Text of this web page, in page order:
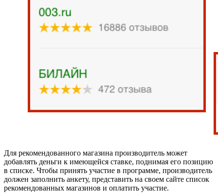
Для рекомендованного магазина производитель может
добавлять деньги к имеющейся ставке, поднимая его позицию
в списке. Чтобы принять участие в программе, производитель
должен заполнить анкету, представить на своем сайте список
рекомендованных магазинов и оплатить участие.